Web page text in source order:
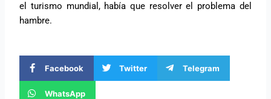
el turismo mundial, había que resolver el problema del
hambre.
Facebook Twitter Telegram
WhatsApp